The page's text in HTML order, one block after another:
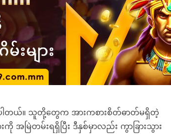
ါတယ်။ သူတို့တွေက အားကစားစိတ်ဓာတ်မရှိတဲ့
မြဲတမ်းရရှိပြီး ဒီနှစ်မှာလည်း ကွာခြားသွား